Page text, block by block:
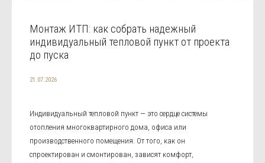
Монтаж ИТП: как собрать надежный
индивидуальный тепловой пункт от проекта
до пуска
21.07.2026
Индивидуальный тепловой пункт — это сердце системы
отопления многоквартирного дома, офиса или
производственного помещения. От того, как он
спроектирован и смонтирован, зависят комфорт,